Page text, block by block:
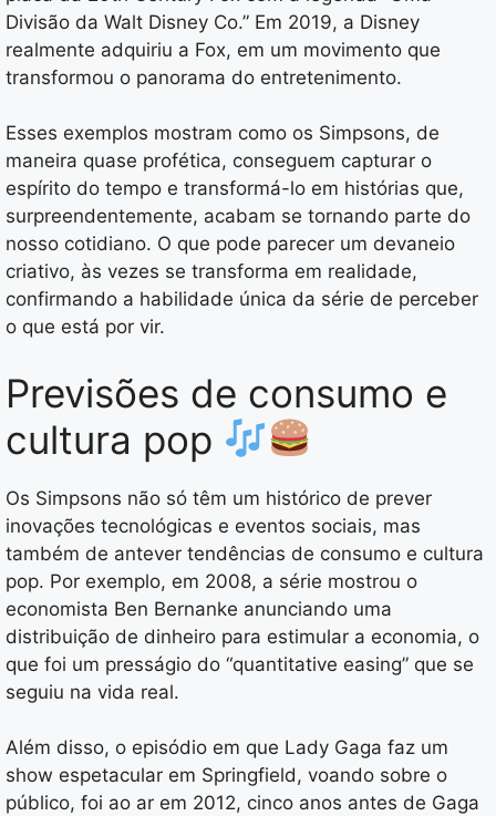
Divisão da Walt Disney Co.” Em 2019, a Disney
realmente adquiriu a Fox, em um movimento que
transformou o panorama do entretenimento.
Esses exemplos mostram como os Simpsons, de
maneira quase profética, conseguem capturar o
espírito do tempo e transformá-lo em histórias que,
surpreendentemente, acabam se tornando parte do
nosso cotidiano. O que pode parecer um devaneio
criativo, às vezes se transforma em realidade,
confirmando a habilidade única da série de perceber
o que está por vir.
Previsões de consumo e
cultura pop
Os Simpsons não só têm um histórico de prever
inovações tecnológicas e eventos sociais, mas
também de antever tendências de consumo e cultura
pop. Por exemplo, em 2008, a série mostrou o
economista Ben Bernanke anunciando uma
distribuição de dinheiro para estimular a economia, o
que foi um presságio do “quantitative easing” que se
seguiu na vida real.
Além disso, o episódio em que Lady Gaga faz um
show espetacular em Springfield, voando sobre o
público, foi ao ar em 2012, cinco anos antes de Gaga